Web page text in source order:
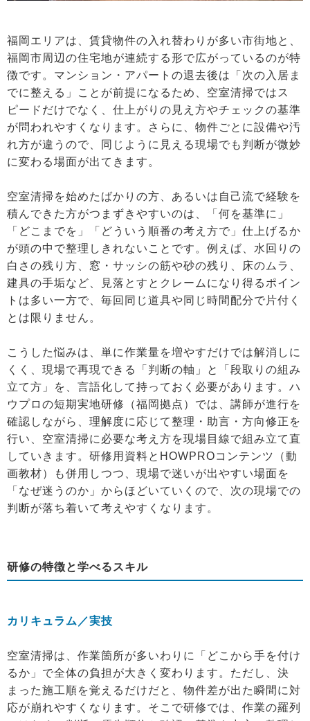
福岡エリアは、賃貸物件の入れ替わりが多い市街地と、
福岡市周辺の住宅地が連続する形で広がっているのが特
徴です。マンション・アパートの退去後は「次の入居ま
でに整える」ことが前提になるため、空室清掃ではス
ピードだけでなく、仕上がりの見え方やチェックの基準
が問われやすくなります。さらに、物件ごとに設備や汚
れ方が違うので、同じように見える現場でも判断が微妙
に変わる場面が出てきます。
空室清掃を始めたばかりの方、あるいは自己流で経験を
積んできた方がつまずきやすいのは、「何を基準に」
「どこまでを」「どういう順番の考え方で」仕上げるか
が頭の中で整理しきれないことです。例えば、水回りの
白さの残り方、窓・サッシの筋や砂の残り、床のムラ、
建具の手垢など、見落とすとクレームになり得るポイン
トは多い一方で、毎回同じ道具や同じ時間配分で片付く
とは限りません。
こうした悩みは、単に作業量を増やすだけでは解消しに
くく、現場で再現できる「判断の軸」と「段取りの組み
立て方」を、言語化して持っておく必要があります。ハ
ウプロの短期実地研修（福岡拠点）では、講師が進行を
確認しながら、理解度に応じて整理・助言・方向修正を
行い、空室清掃に必要な考え方を現場目線で組み立て直
していきます。研修用資料とHOWPROコンテンツ（動
画教材）も併用しつつ、現場で迷いが出やすい場面を
「なぜ迷うのか」からほどいていくので、次の現場での
判断が落ち着いて考えやすくなります。
研修の特徴と学べるスキル
カリキュラム／実技
空室清掃は、作業箇所が多いわりに「どこから手を付け
るか」で全体の負担が大きく変わります。ただし、決
まった施工順を覚えるだけだと、物件差が出た瞬間に対
応が崩れやすくなります。そこで研修では、作業の羅列